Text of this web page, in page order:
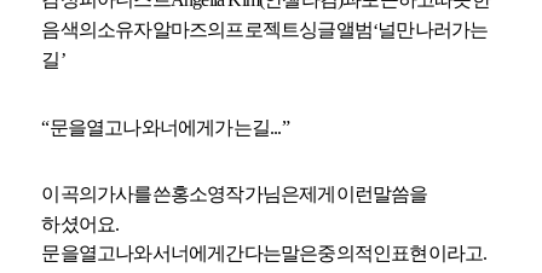
음색의 소유자알마즈의 프로젝트싱글앨범‘널만나러가는
길’
“문을열고나와너에게 가는길...”
이 곡의 가사를쓴홍소영작가님은제게 이런말씀을
하셨어요.
문을열고나와서너에게 간다는말은중의적인표현이라고.